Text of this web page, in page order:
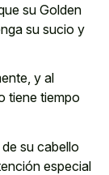
su Golden
su sucio y
y al
tiene tiempo
su cabello
especial